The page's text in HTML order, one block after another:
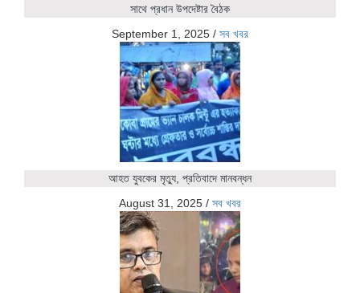
সাথে প্রধান উপদেষ্টার বৈঠক
September 1, 2025 / সব খবর
আহত যুবকের মৃত্যু, প্রতিবাদে মানবন্ধন
August 31, 2025 / সব খবর